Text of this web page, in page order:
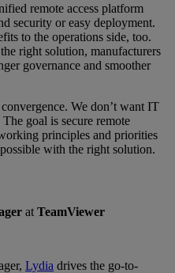
remote access platform
security or easy deployment.
to the operations side, too.
right solution, manufacturers
governance and smoother
We don’t want IT
goal is secure remote
principles and priorities
with the right solution.
atTeamViewer
Lydia drives the go-to-